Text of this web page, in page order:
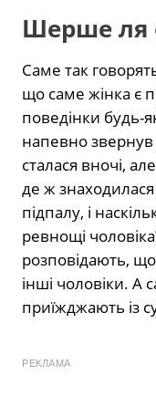
Шерше ля
Саме так
що саме жінка є
поведінки будь-
напевно
сталася вночі,
де ж
підпалу, і
ревнощі
розповідають,
інші чоловіки. А
приїжджають із
РЕКЛАМА